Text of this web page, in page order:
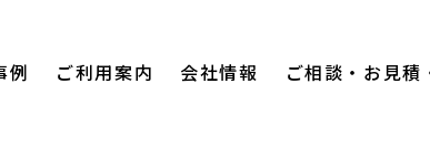
例 ご利用案内 会社情報 ご相談・お見積